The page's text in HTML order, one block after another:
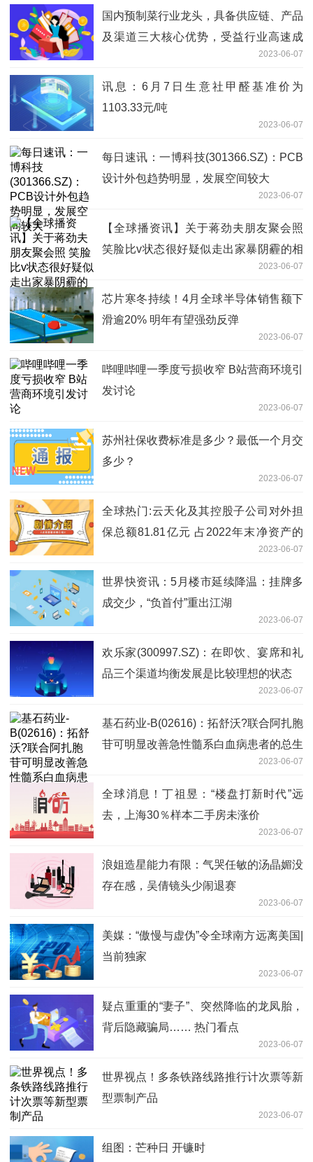
来发展，业绩望企稳回升——6月7日研
报挖矿
国内预制菜行业龙头，具备供应链、产品
及渠道三大核心优势，受益行业高速成
长，望进一步打开成长空间——6月7日
研报挖矿 世界热文
2023-06-07
讯息：6月7日生意社甲醛基准价为
1103.33元/吨
2023-06-07
每日速讯：一博科技(301366.SZ)：PCB
设计外包趋势明显，发展空间较大
2023-06-07
【全球播资讯】关于蒋劲夫朋友聚会照
笑脸比v状态很好疑似走出家暴阴霾的相
2023-06-07
芯片寒冬持续！4月全球半导体销售额下
滑逾20% 明年有望强劲反弹
2023-06-07
哔哩哔哩一季度亏损收窄 B站营商环境引
发讨论
2023-06-07
苏州社保收费标准是多少？最低一个月交
多少？
2023-06-07
全球热门:云天化及其控股子公司对外担
保总额81.81亿元 占2022年末净资产的
2023-06-07
世界快资讯：5月楼市延续降温：挂牌多
成交少，“负首付”重出江湖
2023-06-07
欢乐家(300997.SZ)：在即饮、宴席和礼
品三个渠道均衡发展是比较理想的状态
2023-06-07
基石药业-B(02616)：拓舒沃?联合阿扎胞
苷可明显改善急性髓系白血病患者的总生
2023-06-07
全球消息！丁祖昱：“楼盘打新时代”远
去，上海30％样本二手房未涨价
2023-06-07
浪姐造星能力有限：气哭任敏的汤晶媚没
存在感，吴倩镜头少闹退赛
2023-06-07
美媒：“傲慢与虚伪”令全球南方远离美国|
当前独家
2023-06-07
疑点重重的“妻子”、突然降临的龙凤胎，
背后隐藏骗局…… 热门看点
2023-06-07
世界视点！多条铁路线路推行计次票等新
型票制产品
2023-06-07
组图：芒种日 开镰时